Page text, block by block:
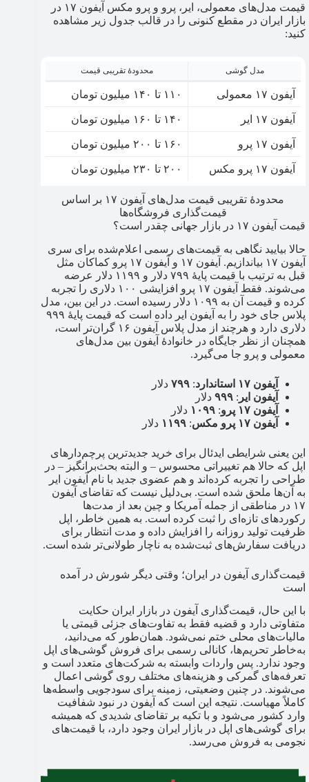
قیمت مدل‌های معمولی، ایر، پرو و پرو مکس آیفون ۱۷ در
بازار ایران در مقطع کنونی را در قالب جدول زیر مشاهده
کنید:
مدل گوشی محدودۀ تقریبی قیمت
آیفون ۱۷ معمولی ۱۱۰ تا ۱۴۰ میلیون تومان
آیفون ۱۷ ایر ۱۴۰ تا ۱۶۰ میلیون تومان
آیفون ۱۷ پرو ۱۶۰ تا ۲۰۰ میلیون تومان
آیفون ۱۷ پرو مکس ۲۰۰ تا ۲۳۰ میلیون تومان
محدودۀ تقریبی قیمت مدل‌های آیفون ۱۷ بر اساس
قیمت‌گذاری فروشگاه‌ها
قیمت آیفون ۱۷ در بازار جهانی چقدر است؟
حالا بیایید نگاهی به قیمت‌های رسمی اعلام‌شده برای سری
آیفون ۱۷ بیاندازیم. آیفون ۱۷ و آیفون ۱۷ پرو کماکان مثل
قبل به ترتیب با قیمت پایۀ ۷۹۹ دلار و ۱۱۹۹ دلار عرضه
می‌شوند. فقط آیفون ۱۷ پرو افزایشی ۱۰۰ دلاری را تجربه
کرده و قیمت آن به ۱۰۹۹ دلار رسیده است. در این بین، مدل
پلاس جای خود را به آیفون ایر داده است که قیمت پایۀ ۹۹۹
دلاری دارد و هرچند از مدل پلاس آیفون ۱۶ گران‌تر است،
همچنان از نظر جایگاه در خانوادۀ آیفون بین مدل‌های
معمولی و پرو جا می‌گیرد.
آیفون ۱۷ استاندارد : ۷۹۹ دلار
آیفون ایر : ۹۹۹ دلار
آیفون ۱۷ پرو
: ۱۰۹۹ دلار
آیفون ۱۷ پرو مکس
: ۱۱۹۹ دلار
این یعنی شرایطی ایدئال برای خرید جدیدترین پرچم‌دارهای
اپل که حالا هم تغییراتی محسوس – و البته بحث‌برانگیز – در
طراحی را تجربه کرده‌اند و هم عضوی جدید با نام آیفون ایر
به آن‌ها ملحق شده است. بی‌دلیل نیست که تقاضای آیفون
۱۷ در مناطقی از جمله آمریکا و چین بعد از مدت‌ها
رکوردهای تازه‌ای را ثبت کرده است. به همین خاطر، اپل
ظرفیت تولید روزانه را افزایش داده و مدت انتظار برای
دریافت سفارش‌های ثبت‌شده به ناچار طولانی‌تر شده است.
قیمت‌گذاری آیفون در ایران؛ وقتی دیگر شورش در آمده
است
با این حال، قیمت‌گذاری آیفون در بازار ایران حکایت
متفاوتی دارد و قضیه فقط به تفاوت‌های جزئی قیمتی یا
مالیات‌های محلی ختم نمی‌شود. همان‌طور که می‌دانید،
به‌خاطر تحریم‌ها، کانالی رسمی برای فروش گوشی‌های اپل
وجود ندارد. پس واردات وابسته به شرکت‌های متعدد است و
تعرفه‌های گمرکی و هزینه‌های مختلف روی گوشی اعمال
می‌شوند. در چنین وضعیتی، زمینه برای سودجویی واسطه‌ها
کاملاً مهیاست. نتیجه این است که آیفون در نبود شفافیت
وارد کشور می‌شود و با تکیه بر تقاضای شدیدی که همیشه
برای گوشی‌های اپل در بازار ایران وجود دارد، با قیمت‌های
نجومی به فروش می‌رسد.